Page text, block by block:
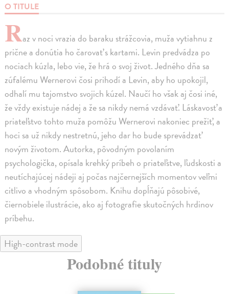
O TITULE
Raz v noci vrazia do baraku strážcovia, muža vytiahnu z
prične a donútia ho čarovať s kartami. Levin predvádza po
nociach kúzla, lebo vie, že hrá o svoj život. Jedného dňa sa
zúfalému Wernerovi čosi prihodí a Levin, aby ho upokojil,
odhalí mu tajomstvo svojich kúzel. Naučí ho však aj čosi iné,
že vždy existuje nádej a že sa nikdy nemá vzdávať. Láskavosť a
priateľstvo tohto muža pomôžu Wernerovi nakoniec prežiť, a
hoci sa už nikdy nestretnú, jeho dar ho bude sprevádzať
novým životom. Autorka, pôvodným povolaním
psychologička, opísala krehký príbeh o priateľstve, ľudskosti a
neutíchajúcej nádeji aj počas najčernejších momentov veľmi
citlivo a vhodným spôsobom. Knihu dopĺňajú pôsobivé,
čiernobiele ilustrácie, ako aj fotografie skutočných hrdinov
príbehu.
High-contrast mode
Podobné tituly